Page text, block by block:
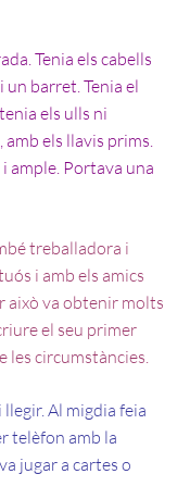
Tenia els cabells
barret. Tenia el
els ulls ni
amb els llavis prims.
ample. Portava una
treballadora i
i amb els amics
això va obtenir molts
el seu primer
les circumstàncies.
Al migdia feia
telèfon amb la
jugar a cartes o